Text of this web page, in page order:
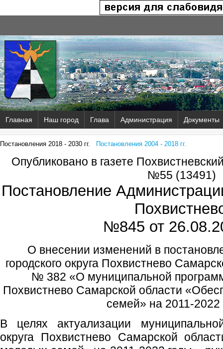
Главная Наш город Глава Администрация Документы
Постановления 2018 - 2030 гг. Постановления 2004 - 2018 гг.
Опубликовано в газете
№55 (13491)
Постановление
№845 от
О внесении изменений в
городского округа Похвистнево
№ 382 «О муниципальной
Похвистнево Самарской области
семей» на 2011-2022
В целях актуализации
округа Похвистнево Самарской